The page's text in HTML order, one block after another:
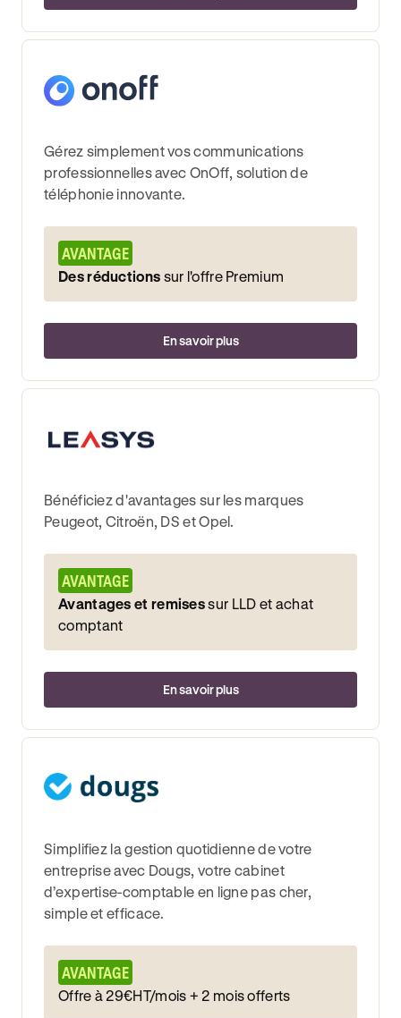
Gérez simplement vos communications
professionnelles avec OnOff, solution de
téléphonie innovante.
AVANTAGE
Des réductions sur l'offre Premium
En savoir plus
Bénéficiez d'avantages sur les marques
Peugeot, Citroën, DS et Opel.
AVANTAGE
Avantages et remisessur LLD et achat
comptant
En savoir plus
Simplifiez la gestion quotidienne de votre
entreprise avec Dougs, votre cabinet
d’expertise-comptable en ligne pas cher,
simple et efficace.
AVANTAGE
Offre à 29€HT/mois + 2 mois offerts